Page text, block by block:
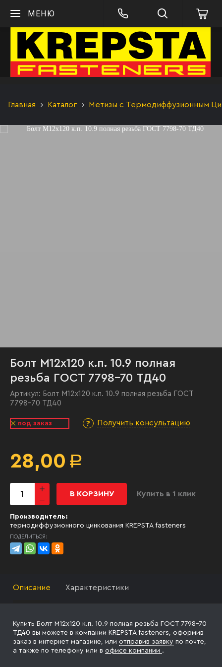
МЕНЮ
Главная Каталог Метизы с Термодиффузионным
Болт М12х120 к.п. 10.9 полная
резьба ГОСТ 7798-70 ТД40
Артикул: Болт М12х120 к.п. 10.9 полная резьба ГОСТ
7798-70 ТД40
под заказ Получить консультацию
28,00 Р
В КОРЗИНУ Купить в 1 клик
Производитель:
термодиффузионного цинкования KREPSTA fasteners
ПОДЕЛИТЬСЯ:
Описание Характеристики
Купить Болт М12х120 к.п. 10.9 полная резьба ГОСТ 7798-70
ТД40 вы можете в компании KREPSTA fasteners, оформив
заказ в интернет магазине, или отправив заявку по почте,
а также по телефону или в офисе компании .